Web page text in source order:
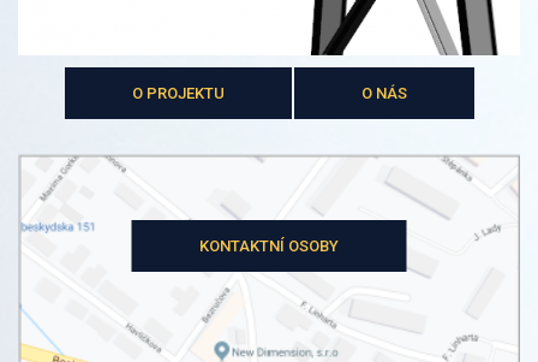
O PROJEKTU O NÁS
KONTAKTNÍ OSOBY